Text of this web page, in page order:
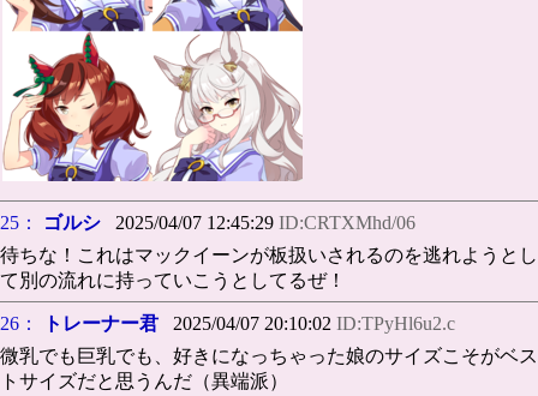
25： ゴルシ 2025/04/07 12:45:29 ID:CRTXMhd/06
待ちな！これはマックイーンが板扱いされるのを逃れようとし
て別の流れに持っていこうとしてるぜ！
26： トレーナー君 2025/04/07 20:10:02 ID:TPyHl6u2.c
微乳でも巨乳でも、好きになっちゃった娘のサイズこそがベス
トサイズだと思うんだ（異端派）